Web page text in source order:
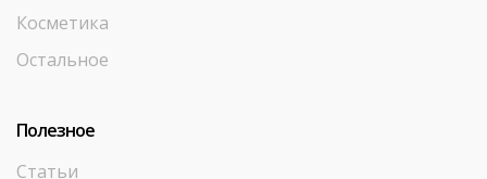
Косметика
Остальное
Полезное
Статьи